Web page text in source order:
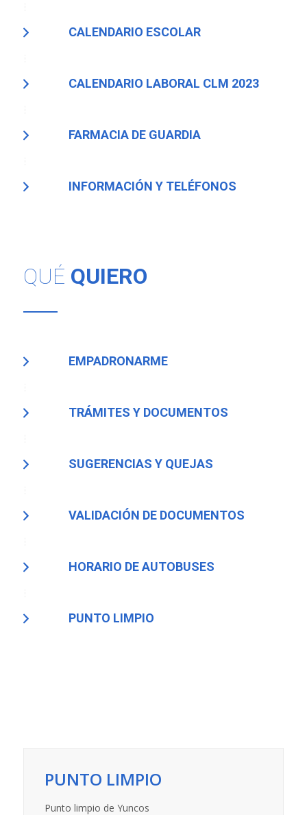
CALENDARIO ESCOLAR
CALENDARIO LABORAL CLM 2023
FARMACIA DE GUARDIA
INFORMACIÓN Y TELÉFONOS
QUÉ QUIERO
EMPADRONARME
TRÁMITES Y DOCUMENTOS
SUGERENCIAS Y QUEJAS
VALIDACIÓN DE DOCUMENTOS
HORARIO DE AUTOBUSES
PUNTO LIMPIO
PUNTO LIMPIO
Punto limpio de Yuncos